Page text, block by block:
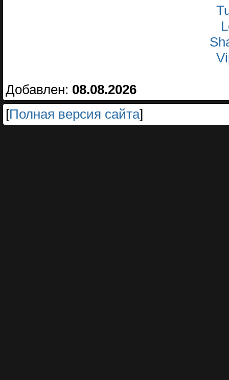
Добавлен: 08.08.2026
[Полная версия сайта]